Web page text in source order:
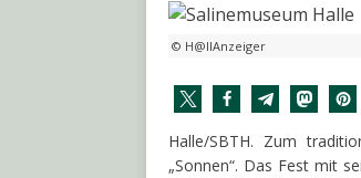
LOKALE
© H@llAnzeiger
Halle/SBTH. Zum
„Sonnen“. Das Fest mit